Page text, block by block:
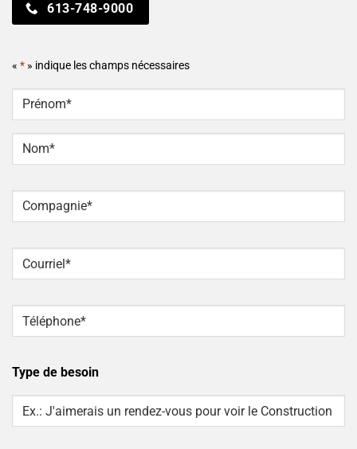
613-748-9000
« * » indique les champs nécessaires
NOM
Prénom
Compagnie
Courriel *
Téléphone
Type de besoin
Type